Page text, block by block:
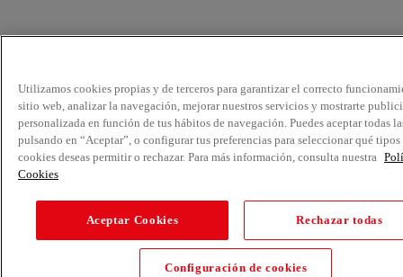
Utilizamos cookies propias y de terceros para garantizar el correcto
sitio web, analizar la navegación, mejorar nuestros servicios y mostrarte
personalizada en función de tus hábitos de navegación. Puedes aceptar todas
pulsando en “Aceptar”, o configurar tus preferencias para seleccionar qué tipos
cookies deseas permitir o rechazar. Para más información, consulta nuestra
Cookies
Aceptar Cookies Rechazar todas
Configuración de cookies